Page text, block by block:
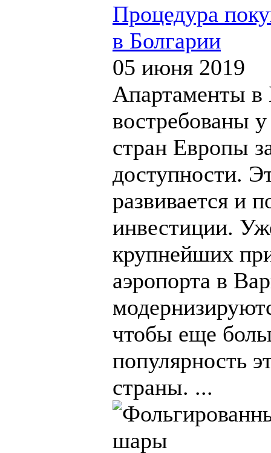
Процедура
в Болгарии
05 июня 2019
Апартаменты в
востребованы
стран Европы
доступности.
развивается и
инвестиции.
крупнейших
аэропорта в
чтобы еще
популярность
страны. ...